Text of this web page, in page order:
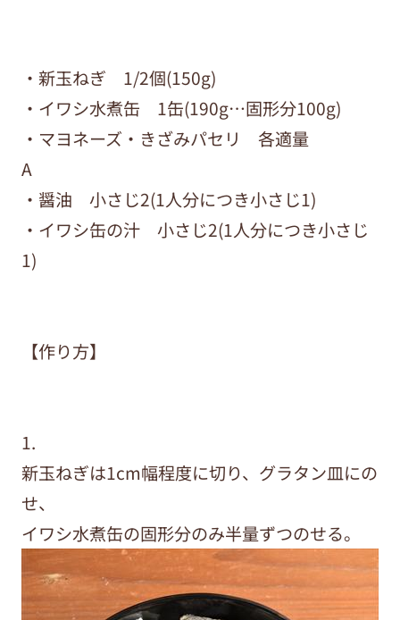
・新玉ねぎ 1/2個(150g)
・イワシ水煮缶 1缶(190g…固形分100g)
・マヨネーズ・きざみパセリ 各適量
A
・醤油 小さじ2(1人分につき小さじ1)
・イワシ缶の汁 小さじ2(1人分につき小さじ
1)
【作り方】
1.
新玉ねぎは1cm幅程度に切り、グラタン皿にの
せ、
イワシ水煮缶の固形分のみ半量ずつのせる。